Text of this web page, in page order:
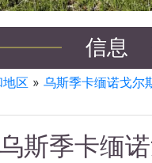
信息
区 » 乌斯季卡缅诺戈尔
斯季卡缅